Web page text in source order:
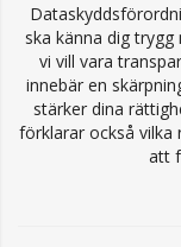
ska känna dig
vi vill vara
innebär en
stärker dina
förklarar också vilka
att